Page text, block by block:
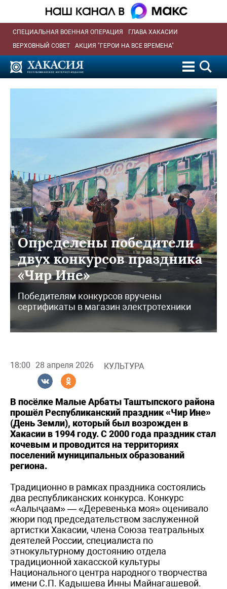
СПЕЦИАЛЬНАЯ ВОЕННАЯ ОПЕРАЦИЯ
ГЛАВА ХАКАСИИ
ВЕРХОВНЫЙ СОВЕТ
АКЦИЯ "ГЕРОИ НА ВСЕ ВРЕМЕНА"
Определены победители
двух конкурсов праздника
«Чир Ине»
Победителям конкурсов вручены
сертификаты в магазин электротехники
18:00 28 апреля 2026 КУЛЬТУРА
В посёлке Малые Арбаты Таштыпского района
прошёл Республиканский праздник «Чир Ине»
(День Земли), который был возрожден в
Хакасии в 1994 году. С 2000 года праздник стал
кочевым и проводится на территориях
поселений муниципальных образований
региона.
Традиционно в рамках праздника состоялись
два республиканских конкурса. Конкурс
«Аалыҷаам» — «Деревенька моя» оценивало
жюри под председательством заслуженной
артистки Хакасии, члена Союза театральных
деятелей России, специалиста по
этнокультурному достоянию отдела
традиционной хакасской культуры
Национального центра народного творчества
имени С.П. Кадышева Инны Майнагашевой.